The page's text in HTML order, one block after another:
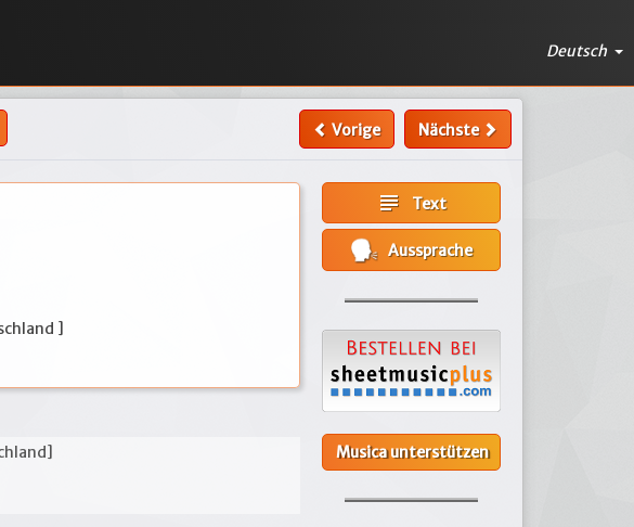
Deutsch
Vorige Nächste
]
subject Text
Aussprache
Musica unterstützen